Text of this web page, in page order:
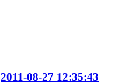
2011-08-27 12:35:43